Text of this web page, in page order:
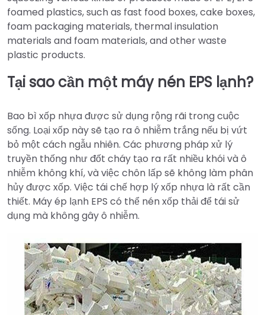
foamed plastics, such as fast food boxes, cake boxes,
foam packaging materials, thermal insulation
materials and foam materials, and other waste
plastic products.
Tại sao cần một máy nén EPS lạnh?
Bao bì xốp nhựa được sử dụng rộng rãi trong cuộc
sống. Loại xốp này sẽ tạo ra ô nhiễm trắng nếu bị vứt
bỏ một cách ngẫu nhiên. Các phương pháp xử lý
truyền thống như đốt cháy tạo ra rất nhiều khói và ô
nhiễm không khí, và việc chôn lấp sẽ không làm phân
hủy được xốp. Việc tái chế hợp lý xốp nhựa là rất cần
thiết. Máy ép lạnh EPS có thể nén xốp thải để tái sử
dụng mà không gây ô nhiễm.